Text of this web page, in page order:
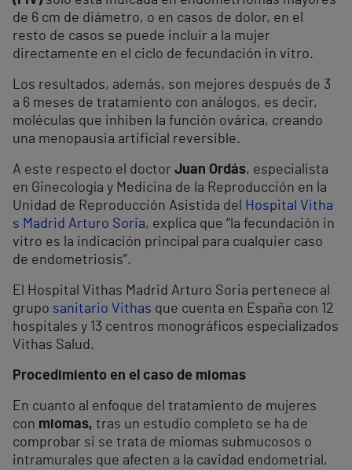
de 6 cm de diámetro, o en casos de dolor, en el
resto de casos se puede incluir a la mujer
directamente en el ciclo de fecundación in vitro.
Los resultados, además, son mejores después de 3
a 6 meses de tratamiento con análogos, es decir,
moléculas que inhiben la función ovárica, creando
una menopausia artificial reversible.
A este respecto el doctor Juan Ordás, especialista
en Ginecología y Medicina de la Reproducción en la
Unidad de Reproducción Asistida del
Hospital Vitha
s Madrid Arturo Soria, explica que “la fecundación in
vitro es la indicación principal para cualquier caso
de endometriosis”.
El Hospital Vithas Madrid Arturo Soria pertenece al
grupo sanitario Vithas que cuenta en España con 12
hospitales y 13 centros monográficos especializados
Vithas Salud.
Procedimiento en el caso de miomas
En cuanto al enfoque del tratamiento de mujeres
con miomas, tras un estudio completo se ha de
comprobar si se trata de miomas submucosos o
intramurales que afecten a la cavidad endometrial,